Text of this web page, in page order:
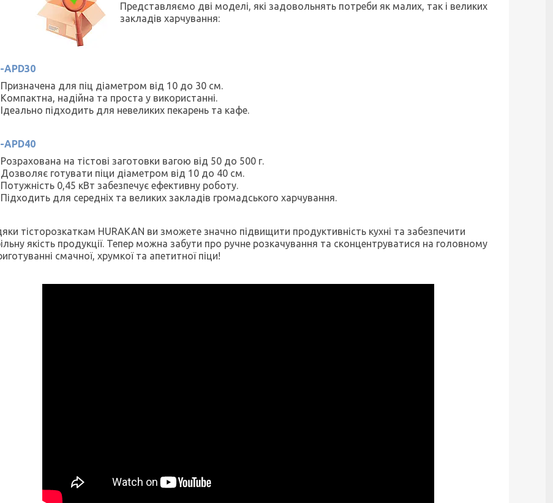
Представляємо дві моделі, які задовольнять потреби як малих, так і великих
закладів харчування:
APD30
Призначена для піц діаметром від 10 до 30 см.​
Компактна, надійна та проста у використанні.​
Ідеально підходить для невеликих пекарень та кафе.​
APD40
Розрахована на тістові заготовки вагою від 50 до 500 г.​
Дозволяє готувати піци діаметром від 10 до 40 см.​
Потужність 0,45 кВт забезпечує ефективну роботу.​
Підходить для середніх та великих закладів громадського харчування.​
тісторозкаткам HURAKAN ви зможете значно підвищити продуктивність кухні та забезпечити
якість продукції. Тепер можна забути про ручне розкачування та сконцентруватися на головному
смачної, хрумкої та апетитної піци!